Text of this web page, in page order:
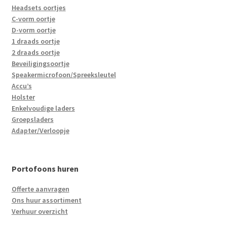
Headsets oortjes
C-vorm oortje
D-vorm oortje
1 draads oortje
2 draads oortje
Beveiligingsoortje
Speakermicrofoon/Spreeksleutel
Accu’s
Holster
Enkelvoudige laders
Groepsladers
Adapter/Verloopje
Portofoons huren
Offerte aanvragen
Ons huur assortiment
Verhuur overzicht